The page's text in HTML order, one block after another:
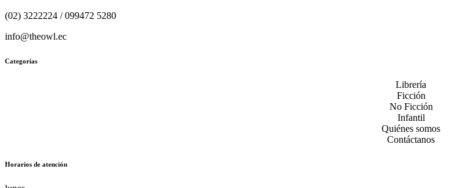
(02) 3222224 / 099472 5280
info@theowl.ec
Categorías
Librería
Ficción
No Ficción
Infantil
Quiénes somos
Contáctanos
Horarios de atención